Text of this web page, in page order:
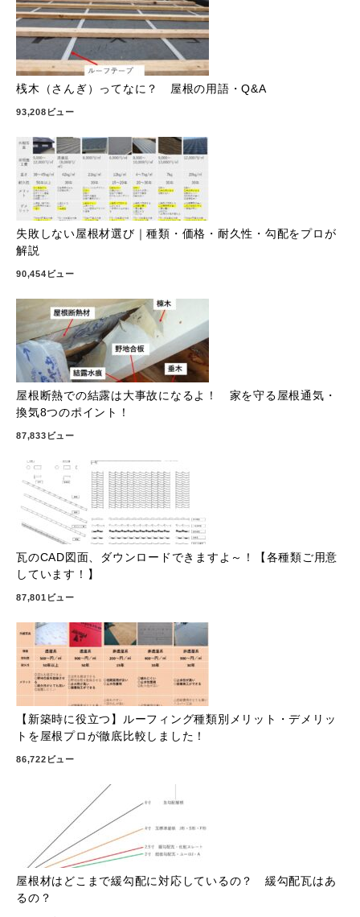
桟木（さんぎ）ってなに？ 屋根の用語・Q&A
93,208ビュー
失敗しない屋根材選び｜種類・価格・耐久性・勾配をプロが
解説
90,454ビュー
屋根断熱での結露は大事故になるよ！ 家を守る屋根通気・
換気8つのポイント！
87,833ビュー
瓦のCAD図面、ダウンロードできますよ～！【各種類ご用意
しています！】
87,801ビュー
【新築時に役立つ】ルーフィング種類別メリット・デメリッ
トを屋根プロが徹底比較しました！
86,722ビュー
屋根材はどこまで緩勾配に対応しているの？ 緩勾配瓦はあ
るの？